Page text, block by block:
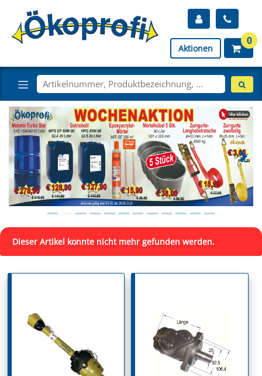
Aktionen
0
Dieser Artikel konnte nicht mehr gefunden werden.